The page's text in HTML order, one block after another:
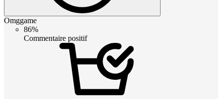
Omggame
86%
Commentaire positif